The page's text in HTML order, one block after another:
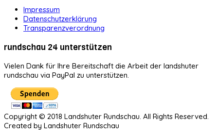
Impressum
Datenschutzerklärung
Transparenzverordnung
rundschau 24 unterstützen
Vielen Dank für Ihre Bereitschaft die Arbeit der landshuter
rundschau via PayPal zu unterstützen.
Copyright © 2018 Landshuter Rundschau. All Rights Reserved.
Created by Landshuter Rundschau